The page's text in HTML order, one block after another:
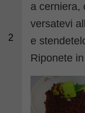
2
a cerniera,
versatevi
e
Riponete